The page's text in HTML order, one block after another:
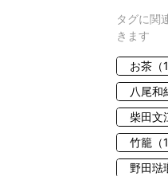
タグに関
きます
お茶（1
八尾和
柴田文
竹籠（1
野田琺